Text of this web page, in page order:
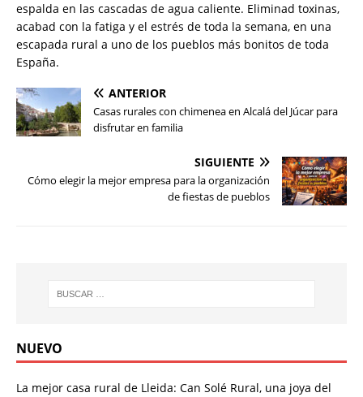
espalda en las cascadas de agua caliente. Eliminad toxinas,
acabad con la fatiga y el estrés de toda la semana, en una
escapada rural a uno de los pueblos más bonitos de toda
España.
ANTERIOR
Casas rurales con chimenea en Alcalá del Júcar para
disfrutar en familia
SIGUIENTE
Cómo elegir la mejor empresa para la organización
de fiestas de pueblos
NUEVO
La mejor casa rural de Lleida: Can Solé Rural, una joya del